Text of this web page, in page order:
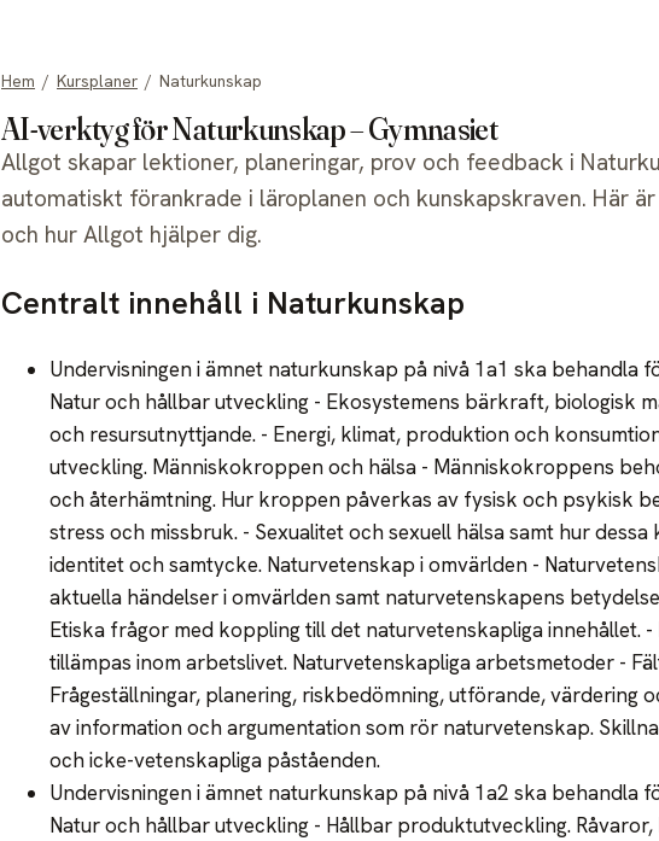
Hem / Kursplaner / Naturkunskap
AI-verktyg för Naturkunskap – Gymnasiet
Allgot skapar lektioner, planeringar, prov och feedback i
automatiskt förankrade i läroplanen och kunskapskraven. Här
och hur Allgot hjälper dig.
Centralt innehåll i Naturkunskap
Undervisningen i ämnet naturkunskap på nivå 1a1 ska behandla
Natur och hållbar utveckling - Ekosystemens bärkraft, biologisk
och resursutnyttjande. - Energi, klimat, produktion och
utveckling. Människokroppen och hälsa - Människokroppens
och återhämtning. Hur kroppen påverkas av fysisk och psykisk
stress och missbruk. - Sexualitet och sexuell hälsa samt hur
identitet och samtycke. Naturvetenskap i omvärlden -
aktuella händelser i omvärlden samt naturvetenskapens
Etiska frågor med koppling till det naturvetenskapliga innehållet.
tillämpas inom arbetslivet. Naturvetenskapliga arbetsmetoder -
Frågeställningar, planering, riskbedömning, utförande, värdering
av information och argumentation som rör naturvetenskap.
och icke-vetenskapliga påståenden.
Undervisningen i ämnet naturkunskap på nivå 1a2 ska behandla
Natur och hållbar utveckling - Hållbar produktutveckling.